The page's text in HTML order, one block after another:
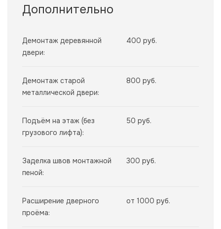
Дополнительно
Демонтаж деревянной
двери:
400 руб.
Демонтаж старой
металлической двери:
800 руб.
Подъём на этаж (без
грузового лифта):
50 руб.
Заделка швов монтажной
пеной:
300 руб.
Расширение дверного
проёма:
от 1000 руб.